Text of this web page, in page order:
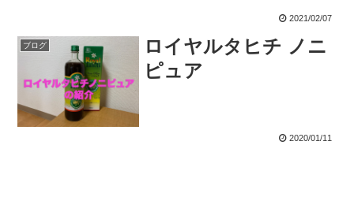
メンズジーンズ
2021/02/07
ブログ
ロイヤルタヒチ ノニ
ピュア
2020/01/11